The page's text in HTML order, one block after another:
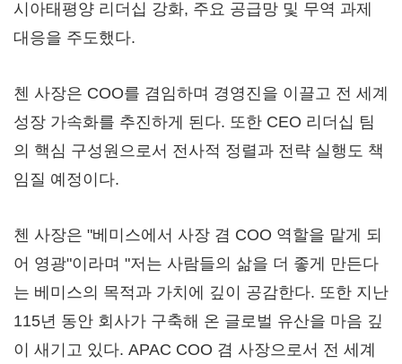
시아태평양 리더십 강화, 주요 공급망 및 무역 과제
대응을 주도했다.
첸 사장은 COO를 겸임하며 경영진을 이끌고 전 세계
성장 가속화를 추진하게 된다. 또한 CEO 리더십 팀
의 핵심 구성원으로서 전사적 정렬과 전략 실행도 책
임질 예정이다.
첸 사장은 "베미스에서 사장 겸 COO 역할을 맡게 되
어 영광"이라며 "저는 사람들의 삶을 더 좋게 만든다
는 베미스의 목적과 가치에 깊이 공감한다. 또한 지난
115년 동안 회사가 구축해 온 글로벌 유산을 마음 깊
이 새기고 있다. APAC COO 겸 사장으로서 전 세계